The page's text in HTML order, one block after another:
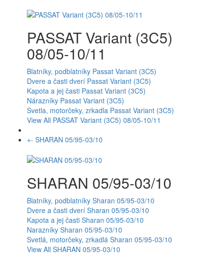
PASSAT Variant (3C5)
08/05-10/11
Blatníky, podblatníky Passat Variant (3C5)
Dvere a časti dverí Passat Variant (3C5)
Kapota a jej časti Passat Variant (3C5)
Nárazníky Passat Variant (3C5)
Svetla, motorčeky, zrkadla Passat Variant (3C5)
View All PASSAT Variant (3C5) 08/05-10/11
+- SHARAN 05/95-03/10
SHARAN 05/95-03/10
Blatníky, podblatníky Sharan 05/95-03/10
Dvere a časti dverí Sharan 05/95-03/10
Kapota a jej časti Sharan 05/95-03/10
Narazníky Sharan 05/95-03/10
Svetlá, motorčeky, zrkadlá Sharan 05/95-03/10
View All SHARAN 05/95-03/10